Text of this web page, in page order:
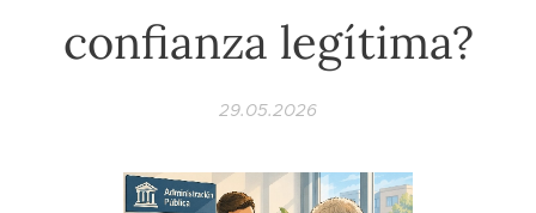
confianza legítima?
29.05.2026